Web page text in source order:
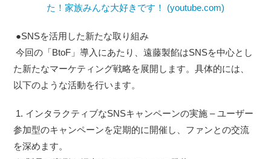
た！家族みんな大好きです！ (youtube.com)
●SNSを活用した新たな取り組み
今回の「BtoF」導入にあたり、遠藤製餡はSNSを中心とし
た新たなマーケティング戦略を展開します。具体的には、
以下のような活動を行います。
1. インタラクティブなSNSキャンペーンの実施 – ユーザー
参加型のキャンペーンを定期的に開催し、ファンとの交流
を深めます。